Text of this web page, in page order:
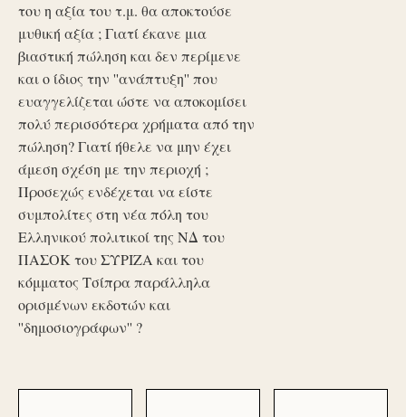
του η αξία του τ.μ. θα αποκτούσε
μυθική αξία ; Γιατί έκανε μια
βιαστική πώληση και δεν περίμενε
και ο ίδιος την ''ανάπτυξη'' που
ευαγγελίζεται ώστε να αποκομίσει
πολύ περισσότερα χρήματα από την
πώληση? Γιατί ήθελε να μην έχει
άμεση σχέση με την περιοχή ;
Προσεχώς ενδέχεται να είστε
συμπολίτες στη νέα πόλη του
Ελληνικού πολιτικοί της ΝΔ του
ΠΑΣΟΚ του ΣΥΡΙΖΑ και του
κόμματος Τσίπρα παράλληλα
ορισμένων εκδοτών και
''δημοσιογράφων'' ?